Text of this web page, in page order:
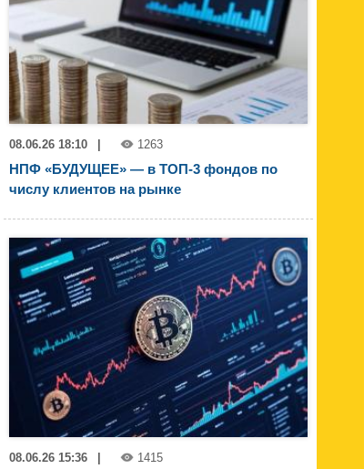
08.06.26 18:10 1263
НПФ «БУДУЩЕЕ» — в ТОП-3 фондов по
числу клиентов на рынке
08.06.26 15:36 1415